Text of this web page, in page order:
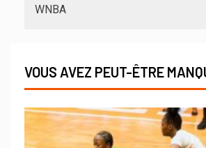
WNBA
VOUS AVEZ PEUT-ÊTRE